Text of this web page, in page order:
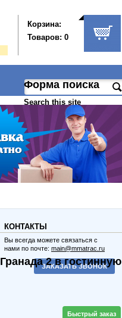
Корзина:
Товаров: 0
Форма поиска
Search this site
2 в гостинную
Быстрый заказ
КОНТАКТЫ
Вы всегда можете связаться с
нами по почте: main@mmatrac.ru
ЗАКАЗАТЬ ЗВОНОК